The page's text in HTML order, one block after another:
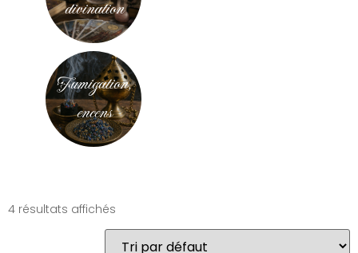
divination
Fumigation,
encens
4 résultats affichés